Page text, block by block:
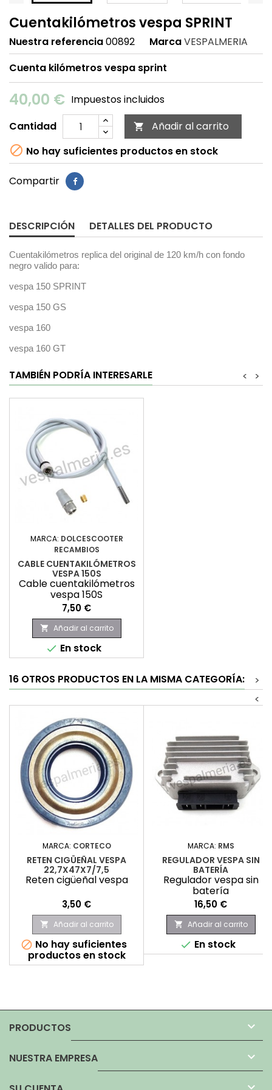
Cuentakilómetros vespa SPRINT
Nuestra referencia00892 MarcaVESPALMERIA
Cuenta kilómetros vespa sprint
40,00 € Impuestos incluidos
Cantidad
 Añadir al carrito
 No hay suficientes productos en stock
Compartir
DESCRIPCIÓN DETALLES DEL PRODUCTO
Cuentakilómetros replica del original de 120 km/h con fondo
negro valido para:
vespa 150 SPRINT
vespa 150 GS
vespa 160
vespa 160 GT
TAMBIÉN PODRÍA INTERESARLE >
<
MARCA: DOLCESCOOTER
RECAMBIOS
CABLE CUENTAKILÓMETROS
VESPA 150S
Cable cuentakilómetros
vespa 150S
Precio
7,50 €
 Añadir al carrito
 En stock
16 OTROS PRODUCTOS EN LA MISMA CATEGORÍA:
>
<
MARCA: CORTECO
RETEN CIGÜEÑAL VESPA
22,7X47X7/7,5
Reten cigüeñal vespa
Precio
3,50 €
 Añadir al carrito
 No hay suficientes
productos en stock
MARCA: RMS
REGULADOR VESPA SIN
BATERÍA
Regulador vespa sin
batería
Precio
16,50 €
 Añadir al carrito
 En stock
PRODUCTOS 
NUESTRA EMPRESA 